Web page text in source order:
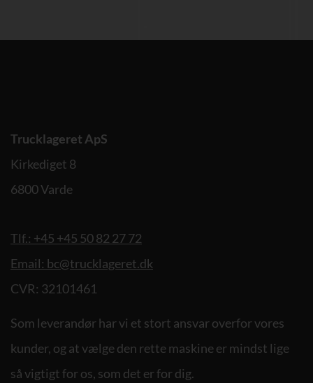
Trucklageret ApS
Kirkediget 8
6800 Varde
Tlf.: +45 +45 50 82 27 72
Email: bc@trucklageret.dk
CVR: 32101461
Som leverandør har vi et stort ansvar overfor vores
kunder, og at vælge den rette maskine er mindst lige
så vigtigt for os, som det er for dig.